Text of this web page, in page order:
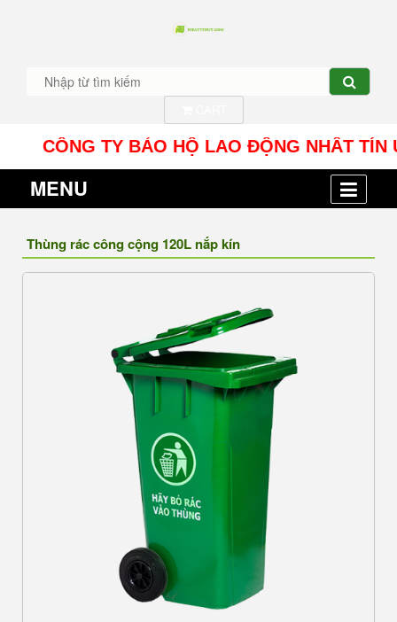
CÔNG TY BẢO HỘ LAO ĐỘNG NHÂT TÍN
MENU
Thùng rác công cộng 120L nắp kín